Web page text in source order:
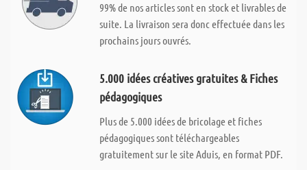
99% de nos articles sont en stock et livrables de
suite. La livraison sera donc effectuée dans les
prochains jours ouvrés.
5.000 idées créatives gratuites & Fiches
pédagogiques
Plus de 5.000 idées de bricolage et fiches
pédagogiques sont téléchargeables
gratuitement sur le site Aduis, en format PDF.